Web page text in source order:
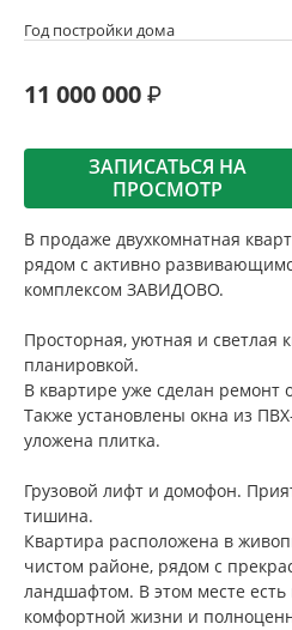
Год постройки дома
11 000 000
ЗАПИСАТЬСЯ НА
ПРОСМОТР
В продаже двухкомнатная
рядом с активно
комплексом ЗАВИДОВО.
Просторная, уютная и светлая
планировкой.
В квартире уже сделан ремонт
Также установлены окна из
уложена плитка.
Грузовой лифт и домофон.
тишина.
Квартира расположена в
чистом районе, рядом с
ландшафтом. В этом месте есть
комфортной жизни и